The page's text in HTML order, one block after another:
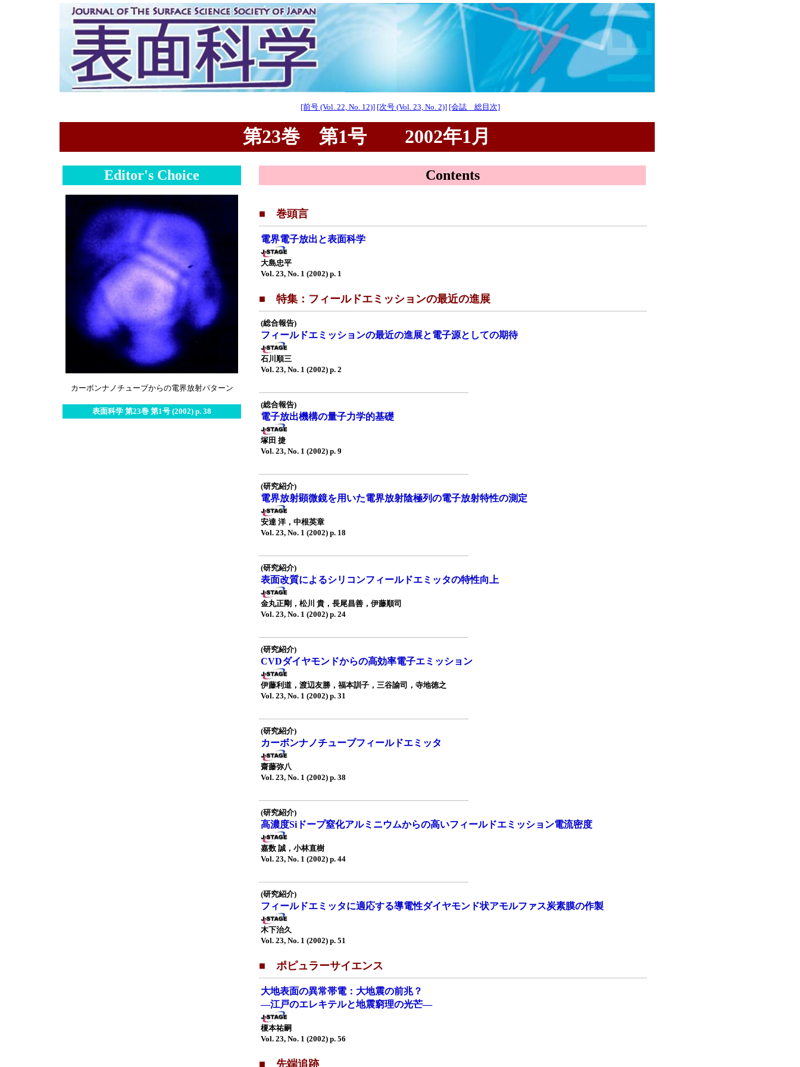
[前号 (Vol. 22, No. 12)] [次号 (Vol. 23, No. 2)] [会誌 総目次]
第23巻 第1号 2002年1月
Editor's Choice
カーボンナノチューブからの電界放射パターン
表面科学 第23巻 第1号 (2002) p. 38
Contents
■ 巻頭言
電界電子放出と表面科学
大島忠平
Vol. 23, No. 1 (2002) p. 1
■ 特集：フィールドエミッションの最近の進展
(総合報告)
フィールドエミッションの最近の進展と電子源としての期待
石川順三
Vol. 23, No. 1 (2002) p. 2
(総合報告)
電子放出機構の量子力学的基礎
塚田 捷
Vol. 23, No. 1 (2002) p. 9
(研究紹介)
電界放射顕微鏡を用いた電界放射陰極列の電子放射特性の測定
安達 洋，中根英章
Vol. 23, No. 1 (2002) p. 18
(研究紹介)
表面改質によるシリコンフィールドエミッタの特性向上
金丸正剛，松川 貴，長尾昌善，伊藤順司
Vol. 23, No. 1 (2002) p. 24
(研究紹介)
CVDダイヤモンドからの高効率電子エミッション
伊藤利道，渡辺友勝，福本訓子，三谷諭司，寺地徳之
Vol. 23, No. 1 (2002) p. 31
(研究紹介)
カーボンナノチューブフィールドエミッタ
齋藤弥八
Vol. 23, No. 1 (2002) p. 38
(研究紹介)
高濃度Siドープ窒化アルミニウムからの高いフィールドエミッション電流密度
嘉数 誠，小林直樹
Vol. 23, No. 1 (2002) p. 44
(研究紹介)
フィールドエミッタに適応する導電性ダイヤモンド状アモルファス炭素膜の作製
木下治久
Vol. 23, No. 1 (2002) p. 51
■ ポピュラーサイエンス
大地表面の異常帯電：大地震の前兆？
—江戸のエレキテルと地震窮理の光芒—
榎本祐嗣
Vol. 23, No. 1 (2002) p. 56
■ 先端追跡